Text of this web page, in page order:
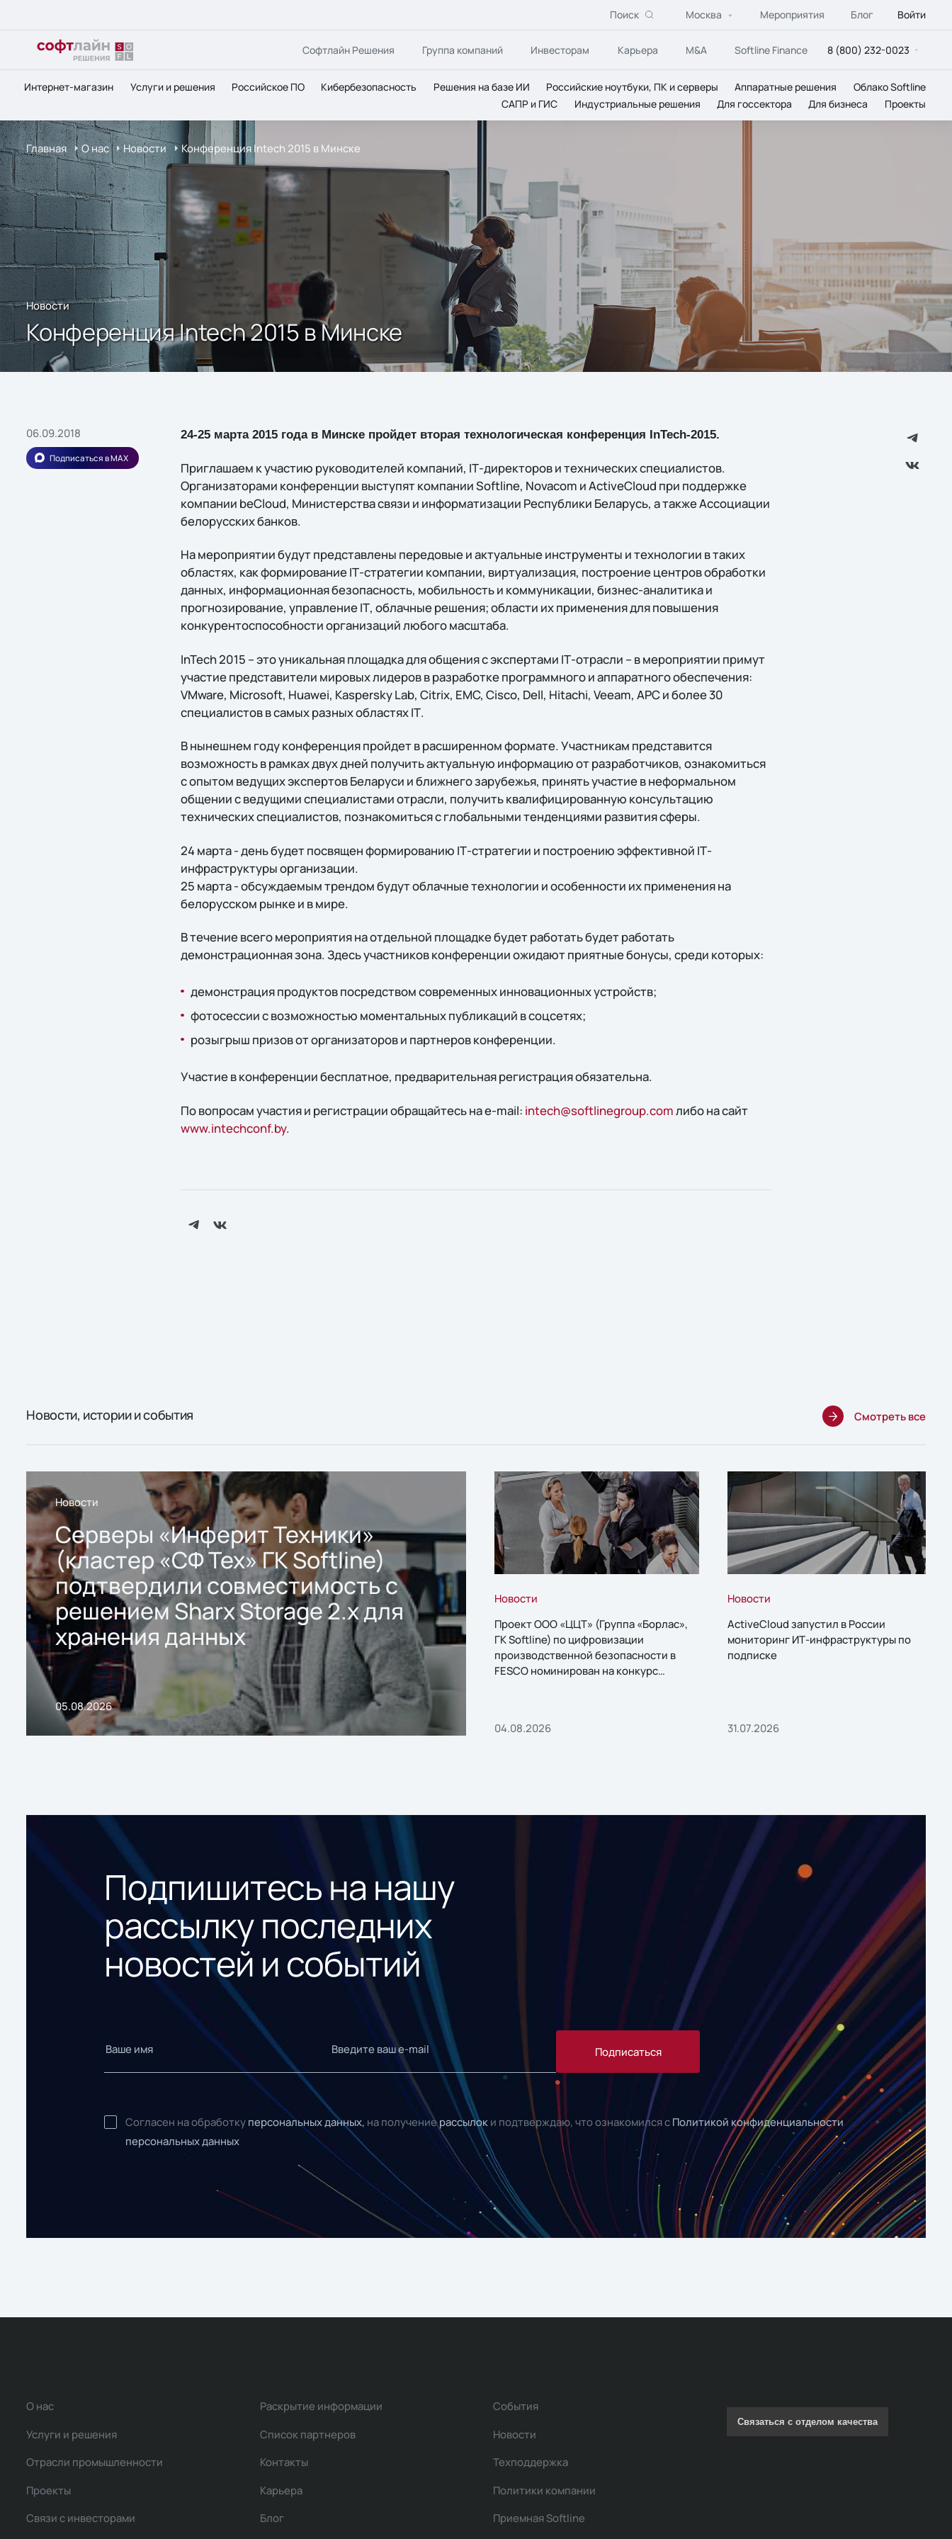
Поиск Москва Мероприятия Блог Войти
Софтлайн Решения Группа компаний Инвесторам Карьера M&A Softline Finance 8 (800) 232-0023
Интернет-магазин Услуги и решения Российское ПО Кибербезопасность Решения на базе ИИ Российские ноутбуки, ПК и серверы Аппаратные решения
Облако Softline
САПР и ГИС
Индустриальные решения Для госсектора Для бизнеса Проекты
Главная О нас Новости Конференция Intech 2015 в Минске
Новости
Конференция Intech 2015 в Минске
06.09.2018
Подписаться в MAX
24-25 марта 2015 года в Минске пройдет вторая технологическая конференция InTech-2015.
Приглашаем к участию руководителей компаний, IТ-директоров и технических специалистов.
Организаторами конференции выступят компании Softline, Novacom и ActiveCloud при поддержке
компании beCloud, Министерства связи и информатизации Республики Беларусь, а также Ассоциации
белорусских банков.
На мероприятии будут представлены передовые и актуальные инструменты и технологии в таких
областях, как формирование IТ-стратегии компании, виртуализация, построение центров обработки
данных, информационная безопасность, мобильность и коммуникации, бизнес-аналитика и
прогнозирование, управление IТ, облачные решения; области их применения для повышения
конкурентоспособности организаций любого масштаба.
InTech 2015 – это уникальная площадка для общения с экспертами IТ-отрасли – в мероприятии примут
участие представители мировых лидеров в разработке программного и аппаратного обеспечения:
VMware, Microsoft, Huawei, Kaspersky Lab, Citrix, EMC, Cisco, Dell, Hitachi, Veeam, APC и более 30
специалистов в самых разных областях IТ.
В нынешнем году конференция пройдет в расширенном формате. Участникам представится
возможность в рамках двух дней получить актуальную информацию от разработчиков, ознакомиться
с опытом ведущих экспертов Беларуси и ближнего зарубежья, принять участие в неформальном
общении с ведущими специалистами отрасли, получить квалифицированную консультацию
технических специалистов, познакомиться с глобальными тенденциями развития сферы.
24 марта - день будет посвящен формированию IТ-стратегии и построению эффективной IТ-
инфраструктуры организации.
25 марта - обсуждаемым трендом будут облачные технологии и особенности их применения на
белорусском рынке и в мире.
В течение всего мероприятия на отдельной площадке будет работать будет работать
демонстрационная зона. Здесь участников конференции ожидают приятные бонусы, среди которых:
демонстрация продуктов посредством современных инновационных устройств;
фотосессии с возможностью моментальных публикаций в соцсетях;
розыгрыш призов от организаторов и партнеров конференции.
Участие в конференции бесплатное, предварительная регистрация обязательна.
По вопросам участия и регистрации обращайтесь на e-mail: intech@softlinegroup.comлибо на сайт
www.intechconf.by.
Новости, истории и события Смотреть все
Новости
Серверы «Инферит Техники»
(кластер «СФ Тех» ГК Softline)
подтвердили совместимость с
решением Sharx Storage 2.x для
хранения данных
05.08.2026
Новости
Проект ООО «ЦЦТ» (Группа «Борлас»,
ГК Softline) по цифровизации
производственной безопасности в
FESCO номинирован на конкурс
04.08.2026
Новости
ActiveCloud запустил в России
мониторинг ИТ-инфраструктуры по
подписке
31.07.2026
Подпишитесь на нашу
рассылку последних
новостей и событий
Подписаться
Согласен на обработку персональных данных, на получениерассылок и подтверждаю, что ознакомился с Политикой конфиденциальности
персональных данных
О нас
Услуги и решения
Отрасли промышленности
Проекты
Связи с инвесторами
Раскрытие информации
Список партнеров
Контакты
Карьера
Блог
События
Новости
Техподдержка
Политики компании
Приемная Softline
Связаться с отделом качества